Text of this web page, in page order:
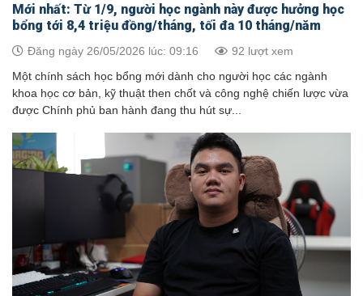
Mới nhất: Từ 1/9, người học ngành này được hưởng học
bổng tới 8,4 triệu đồng/tháng, tối đa 10 tháng/năm
Đăng ngày 26/05/2026 lúc: 09:16 92 lượt xem
Một chính sách học bổng mới dành cho người học các ngành
khoa học cơ bản, kỹ thuật then chốt và công nghệ chiến lược vừa
được Chính phủ ban hành đang thu hút sự...